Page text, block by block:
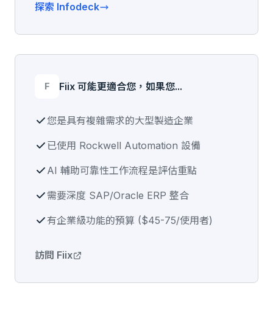
探索 Infodeck
F Fiix 可能更適合您，如果您...
您是具有複雜需求的大型製造企業
已使用 Rockwell Automation 設備
AI 輔助可靠性工作流程是評估重點
需要深度 SAP/Oracle ERP 整合
有企業級功能的預算 ($45-75/使用者)
訪問 Fiix